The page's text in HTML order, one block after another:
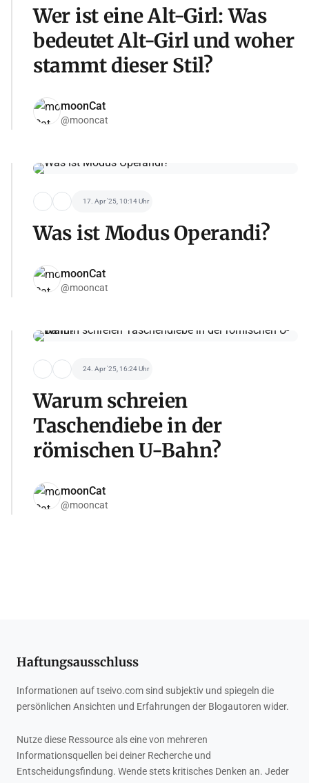
Wer ist eine Alt-Girl: Was
bedeutet Alt-Girl und woher
stammt dieser Stil?
moonCat
@mooncat
17. Apr '25, 10:14 Uhr
Was ist Modus Operandi?
moonCat
@mooncat
24. Apr '25, 16:24 Uhr
Warum schreien
Taschendiebe in der
römischen U-Bahn?
moonCat
@mooncat
Haftungsausschluss
Informationen auf tseivo.com sind subjektiv und spiegeln die
persönlichen Ansichten und Erfahrungen der Blogautoren wider.
Nutze diese Ressource als eine von mehreren
Informationsquellen bei deiner Recherche und
Entscheidungsfindung. Wende stets kritisches Denken an. Jeder